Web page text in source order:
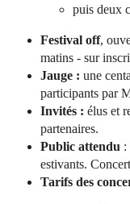
puis deux
Festival off,
matins - sur
Jauge : une
participants par
Invités : élus et
partenaires.
Public attendu :
estivants.
Tarifs des